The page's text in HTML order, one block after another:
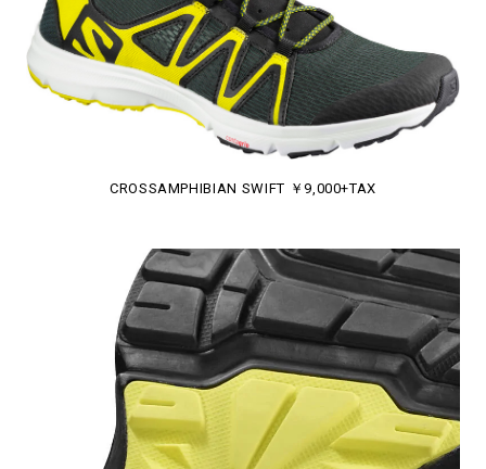
CROSSAMPHIBIAN SWIFT ￥9,000+TAX